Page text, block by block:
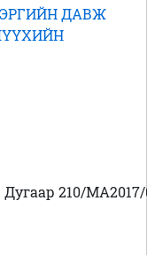
ДАВЖ
Дугаар 210/МА2017/